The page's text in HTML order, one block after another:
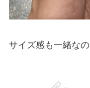
サイズ感も一緒な